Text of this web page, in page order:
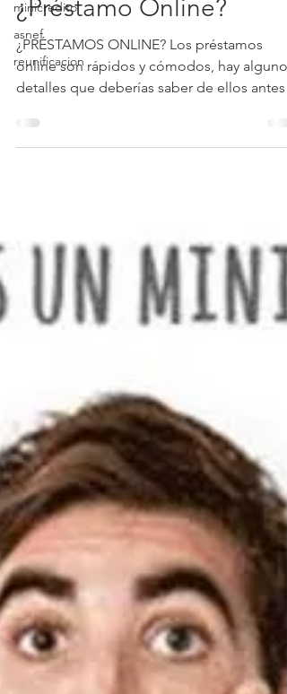
minicredito
asnef
reunificacion
¿Préstamo Online?
¿PRÉSTAMOS ONLINE? Los préstamos
online son rápidos y cómodos, hay algunos
detalles que deberías saber de ellos antes